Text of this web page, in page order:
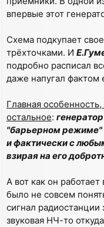
впервые этот
Схема подкупает
трёхточками. И
подробно расписал
даже напугал фактом
Главная
остальное:
"барьерном режиме"
и фактически с
взирая на его
А вот как он работает
было не совсем
сигнал радиостанции
звуковая НЧ-то